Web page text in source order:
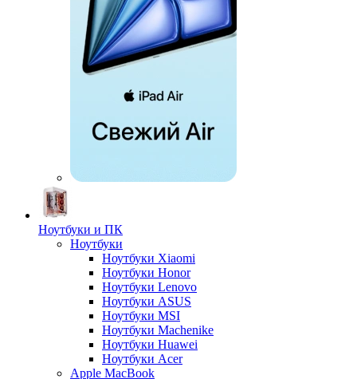
Ноутбуки и ПК
Ноутбуки
Ноутбуки Xiaomi
Ноутбуки Honor
Ноутбуки Lenovo
Ноутбуки ASUS
Ноутбуки MSI
Ноутбуки Machenike
Ноутбуки Huawei
Ноутбуки Acer
Apple MacBook